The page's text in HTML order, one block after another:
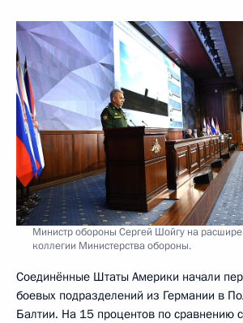
Министр обороны Сергей Шойгу на
коллегии Министерства обороны.
Соединённые Штаты Америки начали
боевых подразделений из Германии в
Балтии. На 15 процентов по сравнению